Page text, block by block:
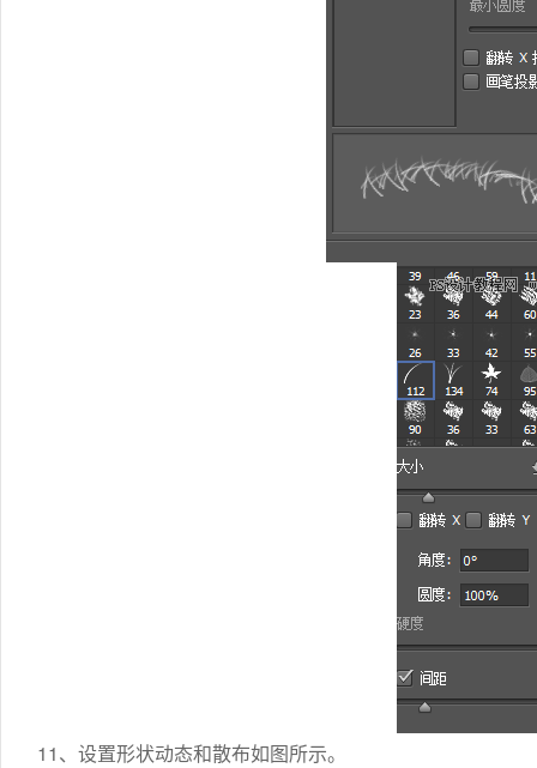
11、设置形状动态和散布如图所示。